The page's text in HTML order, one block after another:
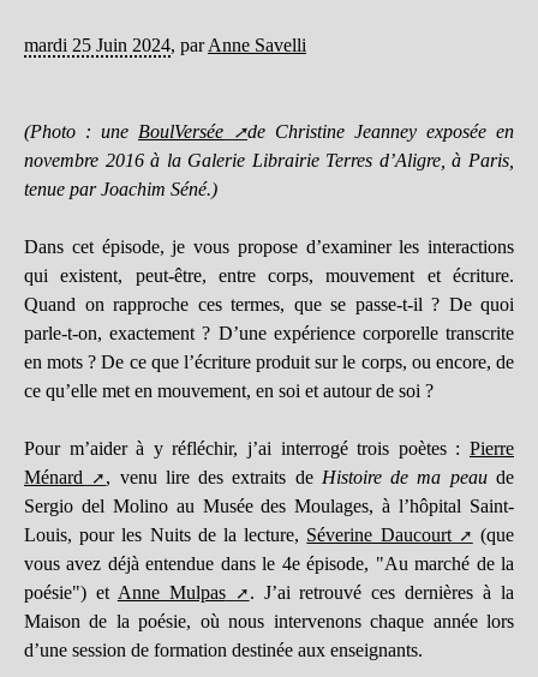
mardi 25 Juin 2024, parAnne Savelli
(Photo : une BoulVersée
de Christine Jeanney exposée en
novembre 2016 à la Galerie Librairie Terres d’Aligre, à Paris,
tenue par Joachim Séné.)
Dans cet épisode, je vous propose d’examiner les interactions
qui existent, peut-être, entre corps, mouvement et écriture.
Quand on rapproche ces termes, que se passe-t-il ? De quoi
parle-t-on, exactement ? D’une expérience corporelle transcrite
en mots ? De ce que l’écriture produit sur le corps, ou encore, de
ce qu’elle met en mouvement, en soi et autour de soi ?
Pour m’aider à y réfléchir, j’ai interrogé trois poètes : Pierre
Ménard
, venu lire des extraits de Histoire de ma peaude
Sergio del Molino au Musée des Moulages, à l’hôpital Saint-
Louis, pour les Nuits de la lecture, Séverine Daucourt
(que
vous avez déjà entendue dans le 4e épisode, "Au marché de la
poésie") et Anne Mulpas
. J’ai retrouvé ces dernières à la
Maison de la poésie, où nous intervenons chaque année lors
d’une session de formation destinée aux enseignants.